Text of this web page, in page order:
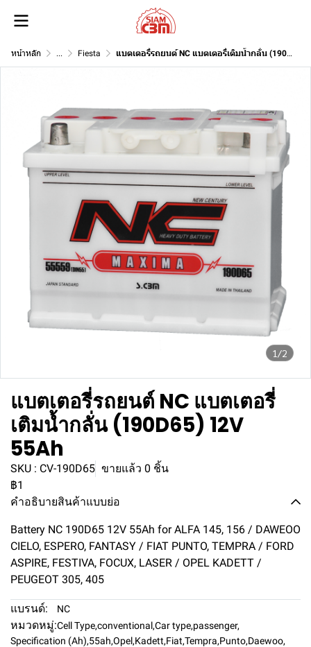
หน้าหลัก ... Fiesta แบตเตอรี่รถยนต์ NC แบตเตอรี่เติมน้ำกลั่น (190D65) 12V 55Ah
1/2
แบตเตอรี่รถยนต์ NC แบตเตอรี่
เติมน้ำกลั่น (190D65) 12V
55Ah
SKU : CV-190D65 ขายแล้ว 0 ชิ้น
฿1
คำอธิบายสินค้าแบบย่อ
Battery NC 190D65 12V 55Ah for ALFA 145, 156 / DAWEOO
CIELO, ESPERO, FANTASY / FIAT PUNTO, TEMPRA / FORD
ASPIRE, FESTIVA, FOCUX, LASER / OPEL KADETT /
PEUGEOT 305, 405
แบรนด์: NC
หมวดหมู่:Cell Type,conventional,Car type,passenger,
Specification (Ah),55ah,Opel,Kadett,Fiat,Tempra,Punto,Daewoo,